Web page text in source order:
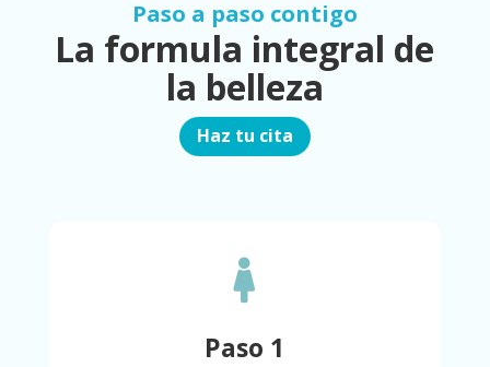
Paso a paso contigo
La formula integral de
la belleza
Haz tu cita

Paso 1